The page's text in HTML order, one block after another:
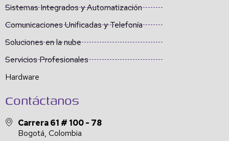
Sistemas Integrados y Automatización
Comunicaciones Unificadas y Telefonía
Soluciones en la nube
Servicios Profesionales
Hardware
Contáctanos
Carrera 61 # 100 - 78
Bogotá, Colombia